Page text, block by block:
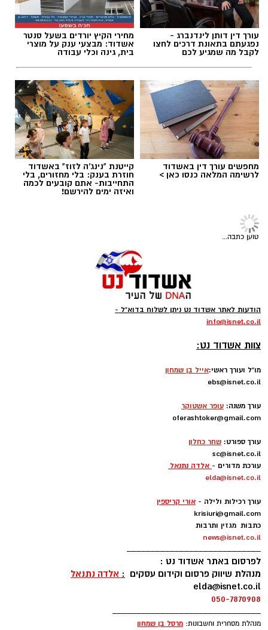
עורך דין דותן לינדנברג -
נפגעתם בתאונת דרכים לחצו
לקבל מה שמגיע לכם
מחירי הקיץ יורדים בשעל סנטר
אשדוד: מבצעי ענק על מוצרי
בית, גינה וכלי עבודה
מחפשים עורך דין באשדוד
לרשימה המלאה כנסו כאן >
קייטנת "נינג'ה לזוז" באשדוד
חוזרת בענק: בלי מחזורים, בלי
התחייבות- אתם קובעים לכמה
ואיזה ימים להירשם!
טוען כתבה...
הודעות לאתר אשדוד נט ניתן לשלוח בדוא"ל -
info@isnet.co.il
צוות אשדוד נט:
מו"ל ועורך ראשי:אייל בן שמחון
ebs@isnet.co.il
עורך משנה: עופר אשטוקר
oferashtoker@gmail.com
עורך ספורט: שחר כחלון
sc@isnet.co.il
עורכת מדורים - אלדה נתנאל
elda@isnet.co.il
עורך רכילות ולילה - אורי קריספין
krisiuri@gmail.com
כתבות מגזין ותרבות
news@isnet.co.il
לפרסום באתר אשדוד נט :
מנהלת שיווק פרסום וקידום עסקים : אלדה נתנאל
elda@isnet.co.il
050-7870908
מנהלת מסחרית וחשבונות: מרסל בן שמחון